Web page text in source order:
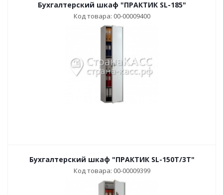
Бухгалтерский шкаф "ПРАКТИК SL-185"
Код товара: 00-00009400
Бухгалтерский шкаф "ПРАКТИК SL-150T/3T"
Код товара: 00-00009399